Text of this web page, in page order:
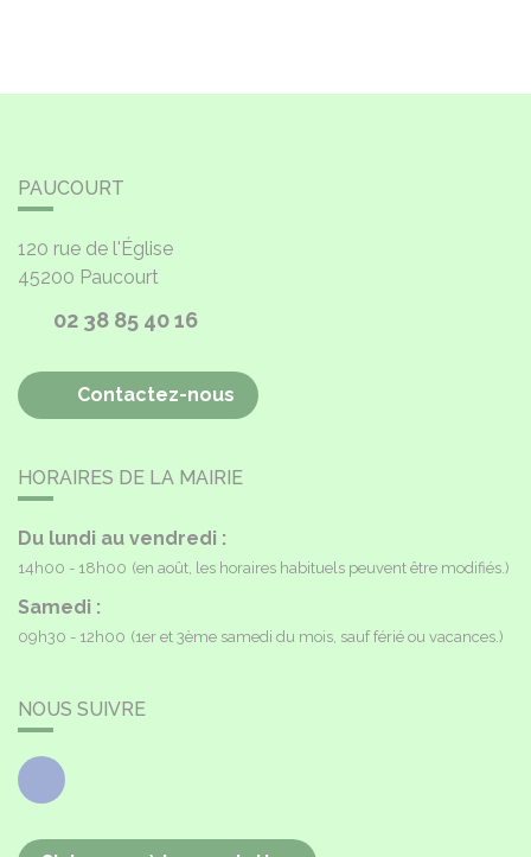
PAUCOURT
120 rue de l'Église
45200 Paucourt
02 38 85 40 16
Contactez-nous
HORAIRES DE LA MAIRIE
Du lundi au vendredi :
14h00 - 18h00 (en août, les horaires habituels peuvent être modifiés.)
Samedi :
09h30 - 12h00 (1er et 3ème samedi du mois, sauf férié ou vacances.)
NOUS SUIVRE
Facebook